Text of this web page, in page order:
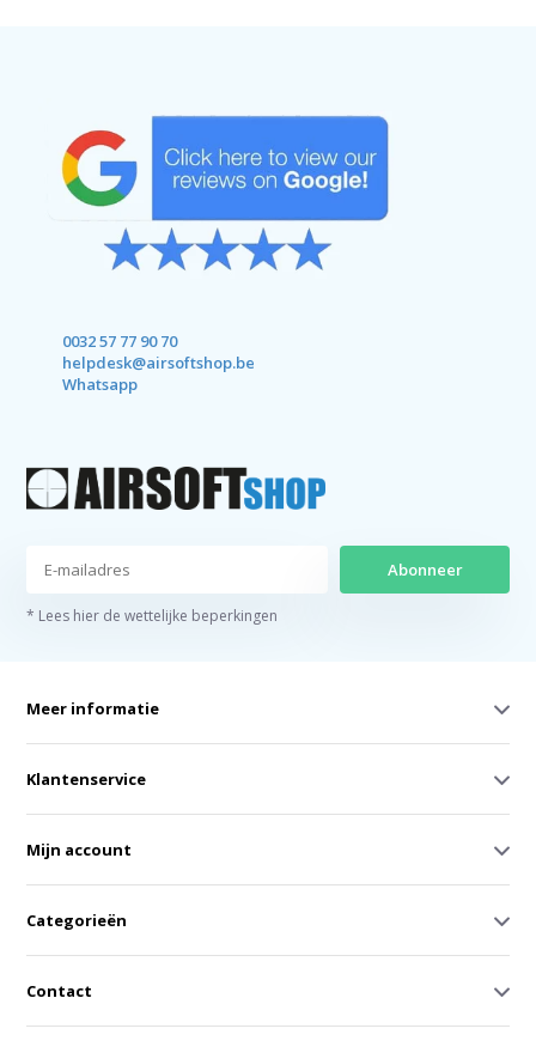
0032 57 77 90 70
helpdesk@airsoftshop.be
Whatsapp
Abonneer
* Lees hier de wettelijke beperkingen
Meer informatie
Klantenservice
Mijn account
Categorieën
Contact